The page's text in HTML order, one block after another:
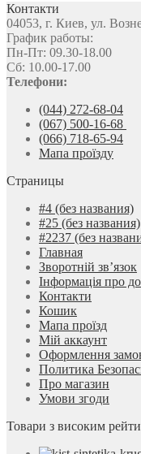
Контакти
04053, г. Киев, ул.
График работы:
Пн-Пт: 09.30-18.00
Сб: 10.00-17.00
Телефони:
(044) 272-68-04
(067) 500-16-68
(066) 718-65-94
Мапа проїзду
Страницы
#4 (без названия)
#25 (без названия)
#2237 (без
Главная
Зворотній зв’язок
Інформація про
Контакти
Кошик
Мапа проїзд
Мій аккаунт
Оформлення
Политика
Про магазин
Умови згоди
Товари з високим